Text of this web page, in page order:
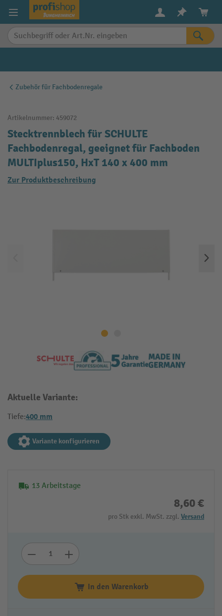
springen
Zubehör für Fachbodenregale
Artikelnummer: 459072
Stecktrennblech für SCHULTE
Fachbodenregal, geeignet für Fachboden
MULTIplus150, HxT 140 x 400 mm
Zur Produktbeschreibung
Aktuelle Variante:
Tiefe:400 mm
Variante konfigurieren
13 Arbeitstage
8,60 €
pro Stk exkl. MwSt. zzgl. Versand
In den Warenkorb